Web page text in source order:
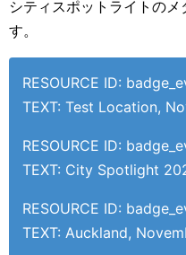
シティスポットライトの
す。
RESOURCE ID:
TEXT: Test Location,
RESOURCE ID:
TEXT: City Spotlight
RESOURCE ID:
TEXT: Auckland,